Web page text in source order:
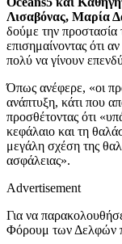
Λισαβόνας, Μαρία
δούμε την
επισημαίνοντας ότι
πολύ να γίνουν
Όπως ανέφερε, «οι
ανάπτυξη, κάτι που
προσθέτοντας ότι
κεφάλαιο και τη
μεγάλη σχέση της
ασφάλειας».
Advertisement
Για να
Φόρουμ των Δελφών